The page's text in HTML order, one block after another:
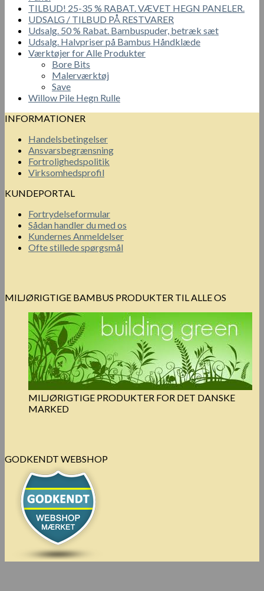
TILBUD! 25-35 % RABAT. VÆVET HEGN PANELER.
UDSALG / TILBUD PÅ RESTVARER
Udsalg. 50 % Rabat. Bambuspuder, betræk sæt
Udsalg. Halvpriser på Bambus Håndklæde
Værktøjer for Alle Produkter
Bore Bits
Malerværktøj
Save
Willow Pile Hegn Rulle
INFORMATIONER
Handelsbetingelser
Ansvarsbegrænsning
Fortrolighedspolitik
Virksomhedsprofil
KUNDEPORTAL
Fortrydelseformular
Sådan handler du med os
Kundernes Anmeldelser
Ofte stillede spørgsmål
MILJØRIGTIGE BAMBUS PRODUKTER TIL ALLE OS
MILJØRIGTIGE PRODUKTER FOR DET DANSKE
MARKED
GODKENDT WEBSHOP